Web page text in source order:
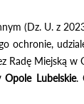
(Dz. U. z
ochronie,
Radę Miejską w
Opole Lubelskie.